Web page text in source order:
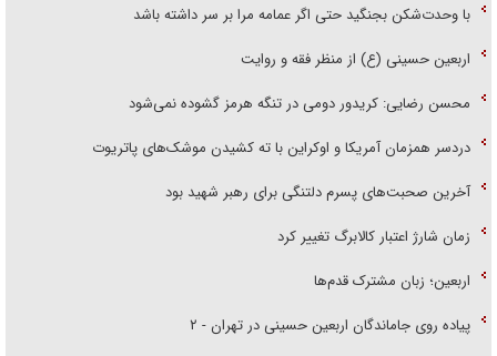
با وحدت‌شکن بجنگید حتی اگر عمامه مرا بر سر داشته باشد
اربعین حسینی (ع) از منظر فقه و روایت
محسن رضایی: کریدور دومی در تنگه هرمز گشوده نمی‌شود
دردسر همزمان آمریکا و اوکراین با ته کشیدن موشک‌های پاتریوت
آخرین صحبت‌های پسرم دلتنگی برای رهبر شهید بود
زمان شارژ اعتبار کالابرگ تغییر کرد
اربعین؛ زبان مشترک قدم‌ها
پیاده روی جاماندگان اربعین حسینی در تهران - ۲